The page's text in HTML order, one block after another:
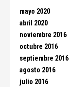
mayo 2020
abril 2020
noviembre 2016
octubre 2016
septiembre 2016
agosto 2016
julio 2016